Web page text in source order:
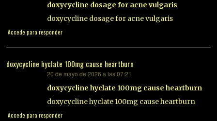
doxycycline dosage for acne vulgaris
doxycycline dosage for acne vulgaris
Accede para responder
doxycycline hyclate 100mg cause heartburn
20 de mayo de 2026 a las 07:21
doxycycline hyclate 100mg cause heartburn
doxycycline hyclate 100mg cause heartburn
Accede para responder